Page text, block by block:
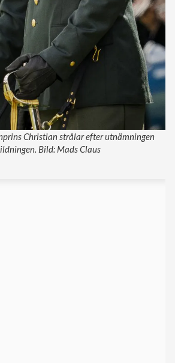
Christian strålar efter utnämningen
Bild: Mads Claus